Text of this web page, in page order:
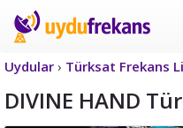
Uydular › Türksat Frekans
DIVINE HAND